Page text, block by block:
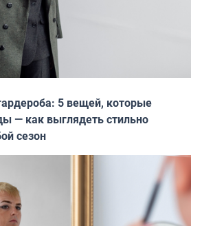
5 вещей, которые
— как выглядеть стильно
сезон